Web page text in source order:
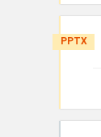
PPTX